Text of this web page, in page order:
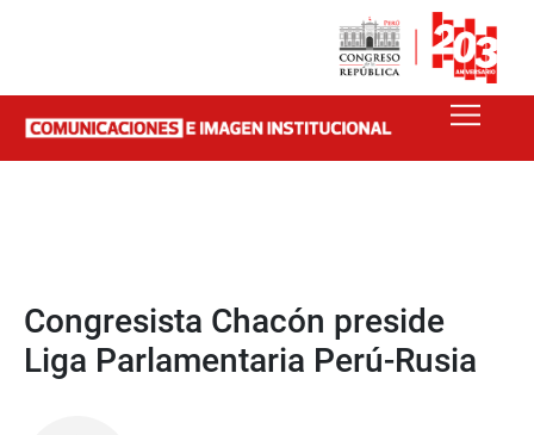
Congresista Chacón preside
Liga Parlamentaria Perú-Rusia